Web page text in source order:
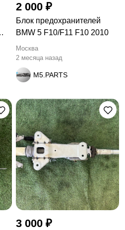
2 000 ₽
Блок предохранителей
BMW 5 F10/F11 F10 2010
Москва
2 месяца назад
M5.PARTS
3 000 ₽